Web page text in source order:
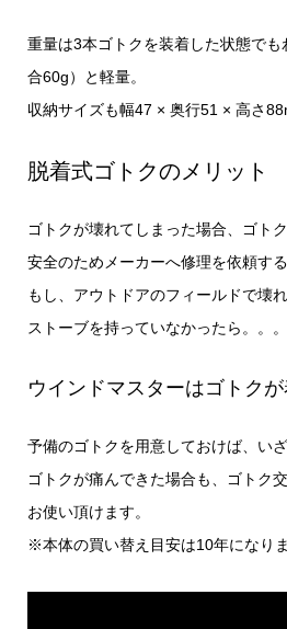
重量は3本ゴトクを装着した状態で
合60g）と軽量。
収納サイズも幅47 × 奥行51 × 高さ
脱着式ゴトクのメリット
ゴトクが壊れてしまった場合、ゴト
安全のためメーカーへ修理を依頼す
もし、アウトドアのフィールドで壊
ストーブを持っていなかったら。。。
ウインドマスターはゴトク
予備のゴトクを用意しておけば、い
ゴトクが痛んできた場合も、ゴトク
お使い頂けます。
※本体の買い替え目安は10年になり